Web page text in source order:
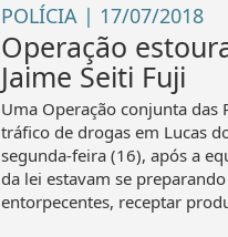
POLÍCIA | 17/07/2018
Operação
Jaime Seiti Fuji
Uma Operação conjunta das
tráfico de drogas em Lucas
segunda-feira (16), após a
da lei estavam se
entorpecentes, receptar